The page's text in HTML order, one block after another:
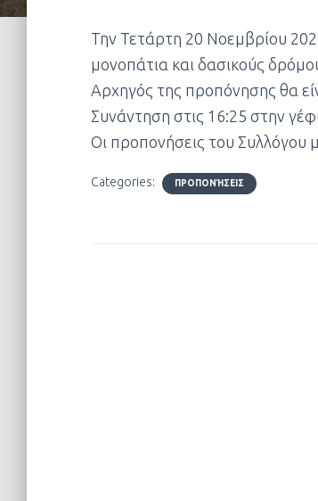
Την Τετάρτη 20 Νοεμβρίου
μονοπάτια και δασικούς
Αρχηγός της προπόνησης θα
Συνάντηση στις 16:25 στην
Οι προπονήσεις του Συλλόγου
Categories: ΠΡΟΠΟΝΉΣΕΙΣ